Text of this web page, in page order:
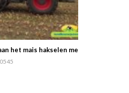
het mais hakselen met Fendt